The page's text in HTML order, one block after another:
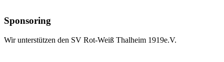
Sponsoring
Wir unterstützen den SV Rot-Weiß Thalheim 1919e.V.